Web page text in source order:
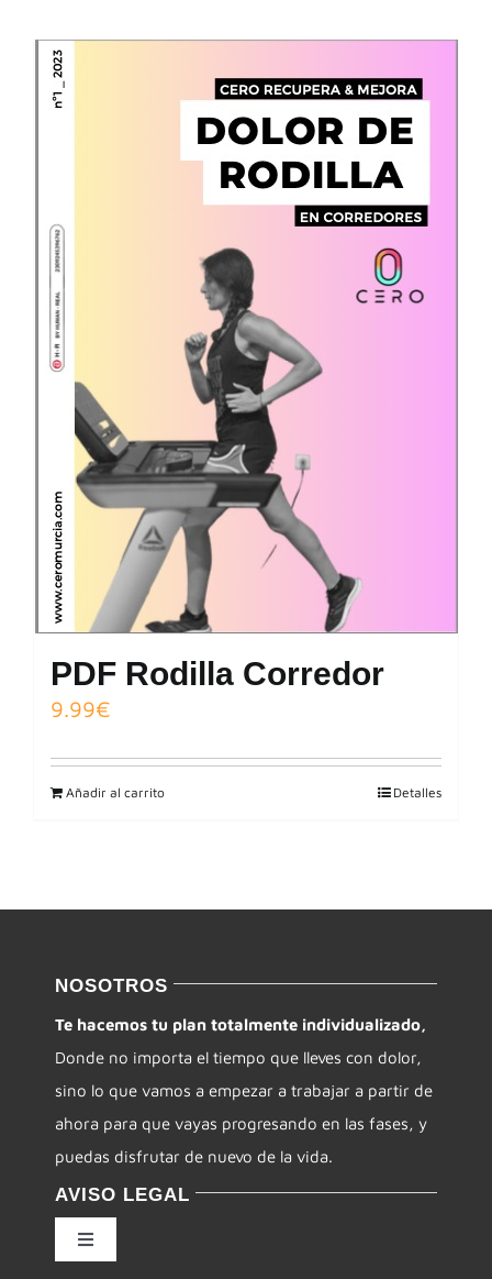
PDF Rodilla Corredor
9.99€
Añadir al carrito Detalles
NOSOTROS
Te hacemos tu plan totalmente individualizado,
Donde no importa el tiempo que lleves con dolor,
sino lo que vamos a empezar a trabajar a partir de
ahora para que vayas progresando en las fases, y
puedas disfrutar de nuevo de la vida.
AVISO LEGAL
Toggle
Navigation